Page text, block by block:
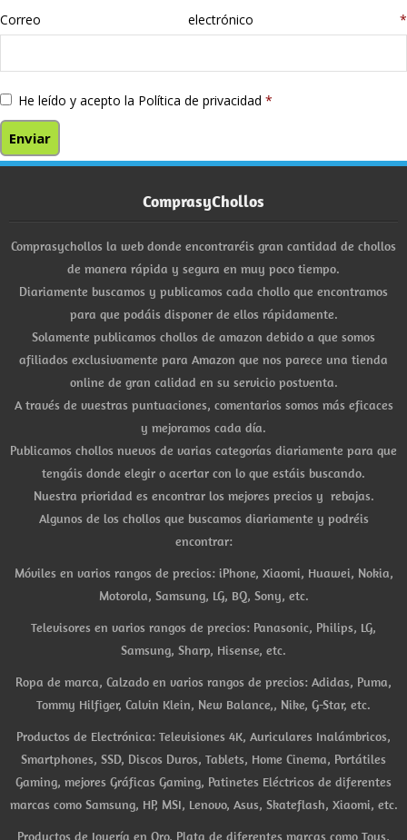
Correo electrónico *
He leído y acepto la Política de privacidad *
ComprasyChollos
Comprasychollos la web donde encontraréis gran cantidad de chollos
de manera rápida y segura en muy poco tiempo.
Diariamente buscamos y publicamos cada chollo que encontramos
para que podáis disponer de ellos rápidamente.
Solamente publicamos chollos de amazon debido a que somos
afiliados exclusivamente para Amazon que nos parece una tienda
online de gran calidad en su servicio postventa.
A través de vuestras puntuaciones, comentarios somos más eficaces
y mejoramos cada día.
Publicamos chollos nuevos de varias categorías diariamente para que
tengáis donde elegir o acertar con lo que estáis buscando.
Nuestra prioridad es encontrar los mejores precios y rebajas.
Algunos de los chollos que buscamos diariamente y podréis
encontrar:
Móviles en varios rangos de precios: iPhone, Xiaomi, Huawei, Nokia,
Motorola, Samsung, LG, BQ, Sony, etc.
Televisores en varios rangos de precios: Panasonic, Philips, LG,
Samsung, Sharp, Hisense, etc.
Ropa de marca, Calzado en varios rangos de precios: Adidas, Puma,
Tommy Hilfiger, Calvin Klein, New Balance,, Nike, G-Star, etc.
Productos de Electrónica: Televisiones 4K, Auriculares Inalámbricos,
Smartphones, SSD, Discos Duros, Tablets, Home Cinema, Portátiles
Gaming, mejores Gráficas Gaming, Patinetes Eléctricos de diferentes
marcas como Samsung, HP, MSI, Lenovo, Asus, Skateflash, Xiaomi, etc.
Productos de Joyería en Oro, Plata de diferentes marcas como Tous,